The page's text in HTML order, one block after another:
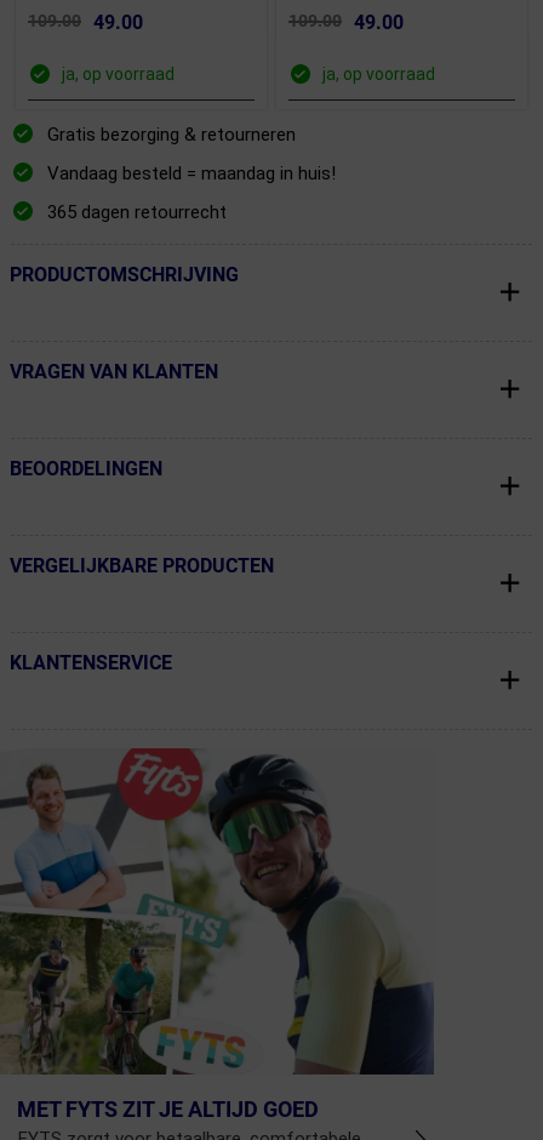
109.00 49.00
ja, op voorraad
109.00 49.00
ja, op voorraad
Gratis bezorging & retourneren
Vandaag besteld = maandag in huis!
365 dagen retourrecht
← Terug naar productnavigatie
PRODUCTOMSCHRIJVING
← Terug naar productnavigatie
VRAGEN VAN KLANTEN
← Terug naar productnavigatie
BEOORDELINGEN
← Terug naar productnavigatie
VERGELIJKBARE PRODUCTEN
← Terug naar productnavigatie
KLANTENSERVICE
MET FYTS ZIT JE ALTIJD GOED